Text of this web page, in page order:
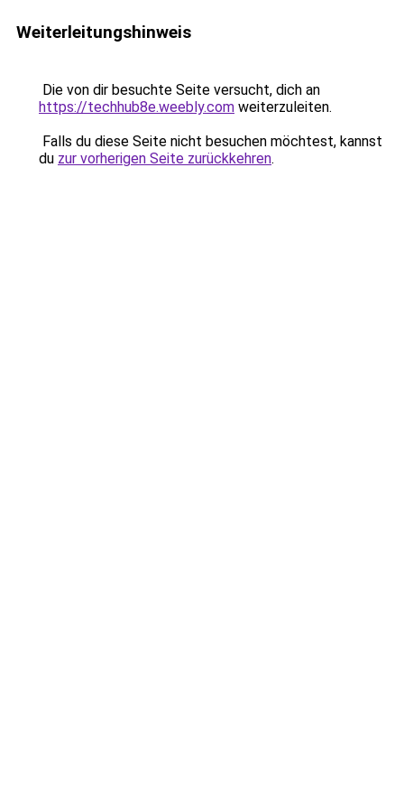
Weiterleitungshinweis
Die von dir besuchte Seite versucht, dich an
https://techhub8e.weebly.com weiterzuleiten.
Falls du diese Seite nicht besuchen möchtest, kannst
du zur vorherigen Seite zurückkehren.